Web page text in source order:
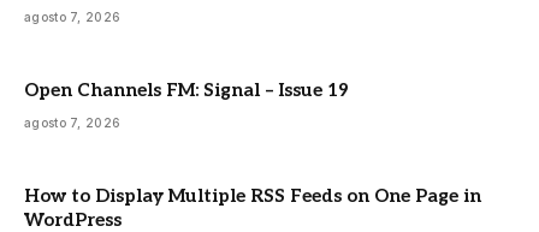
agosto 7, 2026
Open Channels FM: Signal – Issue 19
agosto 7, 2026
How to Display Multiple RSS Feeds on One Page in
WordPress